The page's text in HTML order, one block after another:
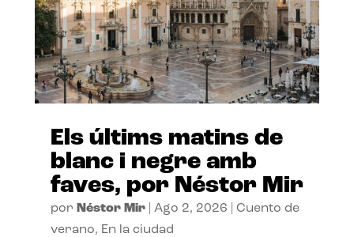
Els últims matins de
blanc i negre amb
faves, por Néstor Mir
por Néstor Mir| Ago 2, 2026
Cuento de
verano, En la ciudad